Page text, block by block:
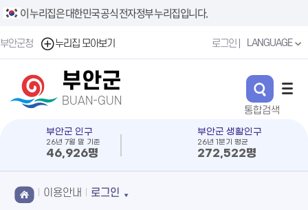
이 누리집은 대한민국 공식 전자정부 누리집입니다.
부안군청 누리집 모아보기 로그인 LANGUAGE
부안군
BUAN-GUN
부안군 인구
26년 7월 말 기준
46,926명
부안군 생활인구
26년 1분기 평균
272,522명
이용안내 로그인